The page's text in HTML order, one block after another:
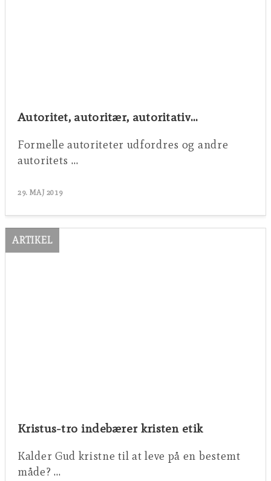
Autoritet, autoritær, autoritativ…
Formelle autoriteter udfordres og andre
autoritets …
29. MAJ 2019
ARTIKEL
Kristus-tro indebærer kristen etik
Kalder Gud kristne til at leve på en bestemt
måde? …